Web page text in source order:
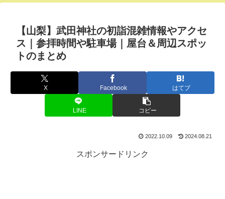
【山梨】武田神社の初詣混雑情報やアクセ
ス｜参拝時間や駐車場｜屋台＆周辺スポッ
トのまとめ
X Facebook はてブ
LINE コピー
2022.10.09 2024.08.21
スポンサードリンク